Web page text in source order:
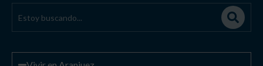
Arbolado Urbano